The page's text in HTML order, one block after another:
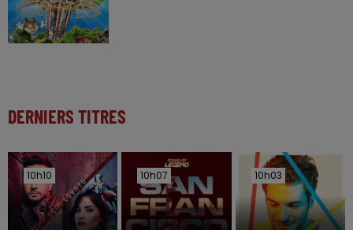
DERNIERS TITRES
10h10
10h10 10h07
10h07 10h03
10h03